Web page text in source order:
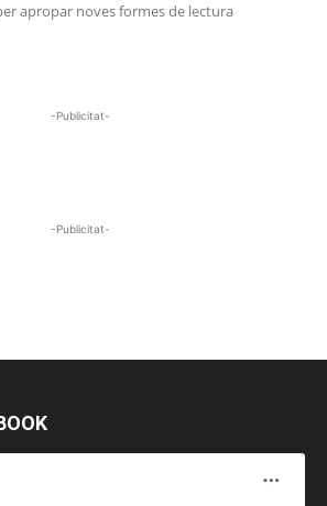
apropar noves formes de lectura
-Publicitat-
-Publicitat-